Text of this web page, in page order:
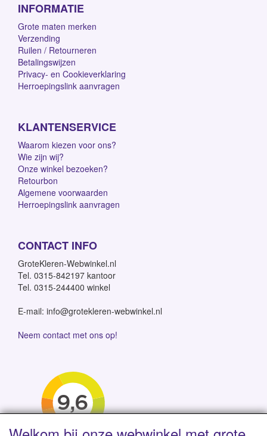
INFORMATIE
Grote maten merken
Verzending
Ruilen / Retourneren
Betalingswijzen
Privacy- en Cookieverklaring
Herroepingslink aanvragen
KLANTENSERVICE
Waarom kiezen voor ons?
Wie zijn wij?
Onze winkel bezoeken?
Retourbon
Algemene voorwaarden
Herroepingslink aanvragen
CONTACT INFO
GroteKleren-Webwinkel.nl
Tel. 0315-842197 kantoor
Tel. 0315-244400 winkel
E-mail: info@grotekleren-webwinkel.nl
Neem contact met ons op!